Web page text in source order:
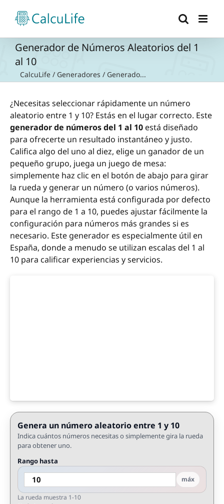
contenido
Generador de Números Aleatorios del 1
al 10
CalcuLife / Generadores / Generado...
¿Necesitas seleccionar rápidamente un número
aleatorio entre 1 y 10? Estás en el lugar correcto. Este
generador de números del 1 al 10 está diseñado
para ofrecerte un resultado instantáneo y justo.
Califica algo del uno al diez, elige un ganador de un
pequeño grupo, juega un juego de mesa:
simplemente haz clic en el botón de abajo para girar
la rueda y generar un número (o varios números).
Aunque la herramienta está configurada por defecto
para el rango de 1 a 10, puedes ajustar fácilmente la
configuración para números más grandes si es
necesario. Este generador es especialmente útil en
España, donde a menudo se utilizan escalas del 1 al
10 para calificar experiencias y servicios.
Genera un número aleatorio entre 1 y 10
Indica cuántos números necesitas o simplemente gira la rueda
para obtener uno.
Rango hasta
máx
La rueda muestra 1-10